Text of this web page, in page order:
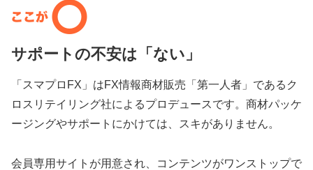
サポートの不安は「ない」
「スマプロFX」はFX情報商材販売「第一人者」であるク
ロスリテイリング社によるプロデュースです。商材パッケ
ージングやサポートにかけては、スキがありません。
会員専用サイトが用意され、コンテンツがワンストップで